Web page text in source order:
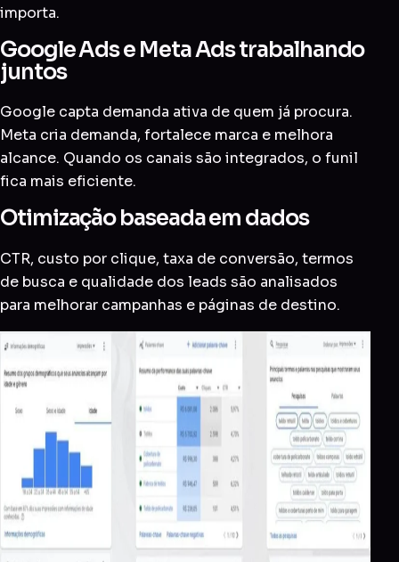
importa.
Google Ads e Meta Ads trabalhando
juntos
Google capta demanda ativa de quem já procura.
Meta cria demanda, fortalece marca e melhora
alcance. Quando os canais são integrados, o funil
fica mais eficiente.
Otimização baseada em dados
CTR, custo por clique, taxa de conversão, termos
de busca e qualidade dos leads são analisados
para melhorar campanhas e páginas de destino.